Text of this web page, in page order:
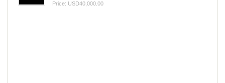
Price: USD40,000.00